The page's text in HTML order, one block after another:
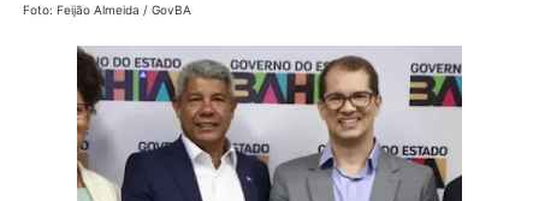
Foto: Feijão Almeida / GovBA